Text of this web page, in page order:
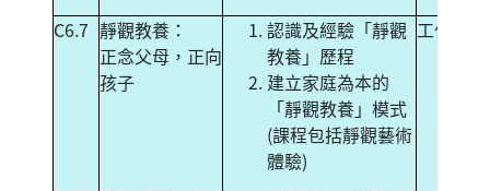
C6.7 靜觀教養：
正念父母，正向
孩子
認識及經驗「靜觀
教養」歷程
建立家庭為本的
「靜觀教養」模式
(課程包括靜觀藝術
體驗)
工作坊